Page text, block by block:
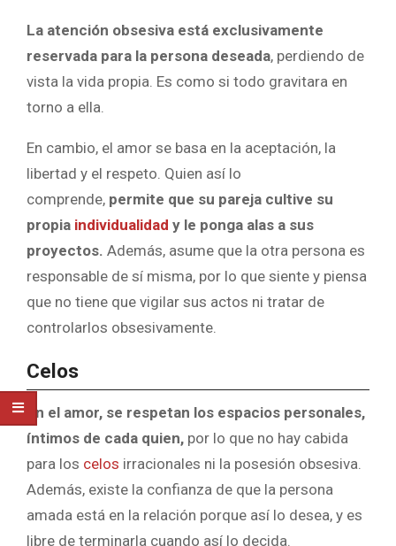
La atención obsesiva está exclusivamente
reservada para la persona deseada, perdiendo de
vista la vida propia. Es como si todo gravitara en
torno a ella.
En cambio, el amor se basa en la aceptación, la
libertad y el respeto. Quien así lo
comprende, permite que su pareja cultive su
propia individualidad y le ponga alas a sus
proyectos. Además, asume que la otra persona es
responsable de sí misma, por lo que siente y piensa
que no tiene que vigilar sus actos ni tratar de
controlarlos obsesivamente.
Celos
En el amor, se respetan los espacios personales,
íntimos de cada quien, por lo que no hay cabida
para los celos irracionales ni la posesión obsesiva.
Además, existe la confianza de que la persona
amada está en la relación porque así lo desea, y es
libre de terminarla cuando así lo decida.